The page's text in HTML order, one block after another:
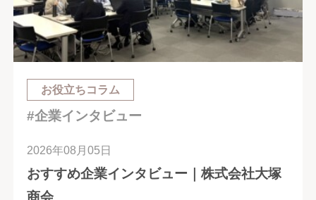
お役立ちコラム
#企業インタビュー
2026年08月05日
おすすめ企業インタビュー｜株式会社大塚
商会